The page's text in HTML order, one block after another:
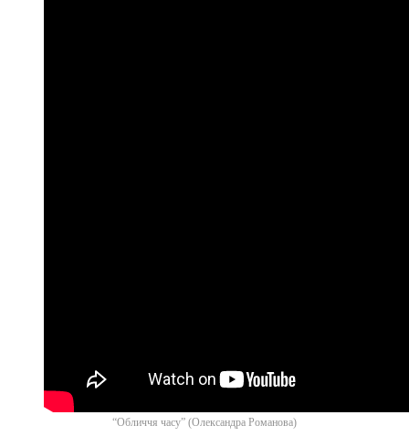
“Обличчя часу” (Олександра Романова)